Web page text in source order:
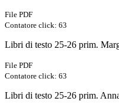
File PDF
Contatore click: 63
Libri di testo 25-26 prim.
File PDF
Contatore click: 63
Libri di testo 25-26 prim.